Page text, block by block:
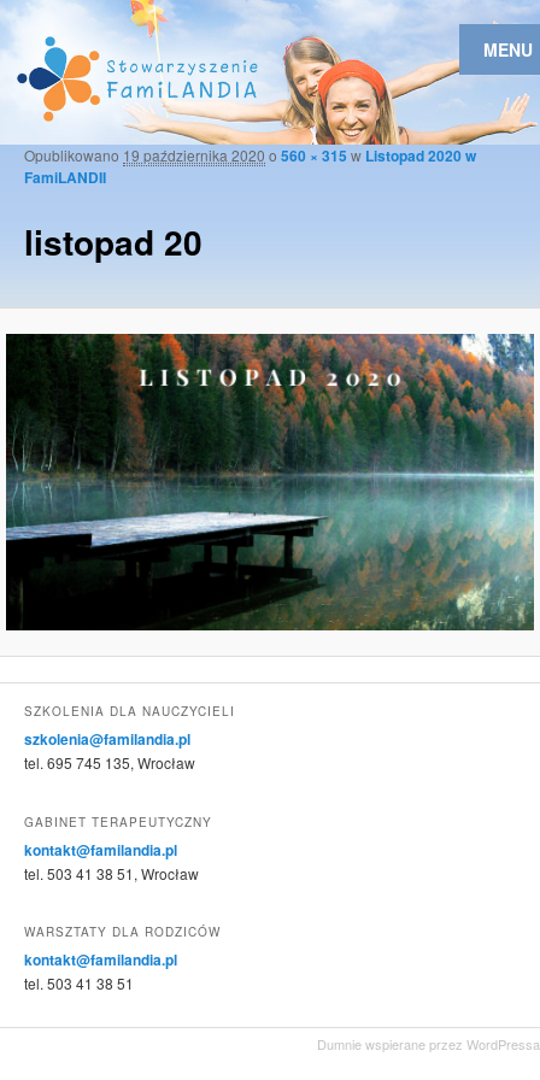
MENU
listopad 20
Opublikowano 19 października 2020 o 560 × 315 w Listopad 2020 w
FamiLANDII
SZKOLENIA DLA NAUCZYCIELI
szkolenia@familandia.pl
tel. 695 745 135, Wrocław
GABINET TERAPEUTYCZNY
kontakt@familandia.pl
tel. 503 41 38 51, Wrocław
WARSZTATY DLA RODZICÓW
kontakt@familandia.pl
tel. 503 41 38 51
Dumnie wspierane przez WordPressa